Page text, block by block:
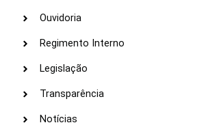
Ouvidoria
Regimento Interno
Legislação
Transparência
Notícias